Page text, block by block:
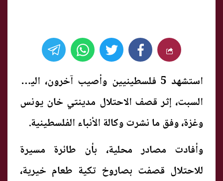
استشهد 5 فلسطينيين وأصيب آخرون، اليوم
السبت، إثر قصف الاحتلال مدينتي خان يونس
وغزة، وفق ما نشرت وكالة الأنباء الفلسطينية.
وأفادت مصادر محلية، بأن طائرة مسيرة
للاحتلال قصفت بصاروخ تكية طعام خيرية،